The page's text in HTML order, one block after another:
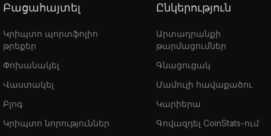
Բացահայտել
Կրիպտո պորտֆոլիո
թրեքեր
Փոխանակել
Վաստակել
Բլոգ
Կրիպտո նորություններ
Ընկերություն
Արտադրանքի
թարմացումներ
Գնացուցակ
Մամուլի հավաքածու
Կարիերա
Գովազդել CoinStats-ում